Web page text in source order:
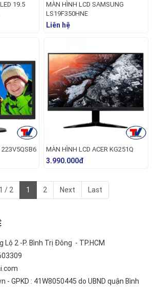
19.5
MÀN HÌNH LCD SAMSUNG
LS19F350HNE
Liên hệ
223V5QSB6 MÀN HÌNH LCD ACER KG251Q
3.990.000đ
/ 2 1 2 Next Last
2 -P. Bình Trị Đông - TP.HCM
- GPKD : 41W8050445 do UBND quận Bình